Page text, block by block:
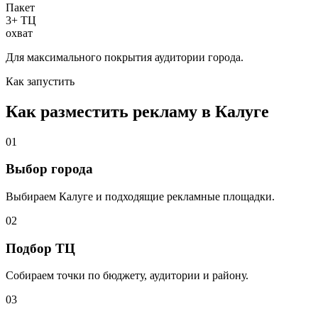
Пакет
3+ ТЦ
охват
Для максимального покрытия аудитории города.
Как запустить
Как разместить рекламу в Калуге
01
Выбор города
Выбираем Калуге и подходящие рекламные площадки.
02
Подбор ТЦ
Собираем точки по бюджету, аудитории и району.
03